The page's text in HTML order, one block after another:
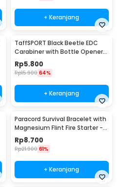
+ Keranjang
TaffSPORT Black Beetle EDC
Carabiner with Bottle Opener -
ED11
Rp5.800
Rp15.900 64%
+ Keranjang
Paracord Survival Bracelet with
Magnesium Flint Fire Starter -
IMSK03
Rp8.700
Rp21.900 61%
+ Keranjang